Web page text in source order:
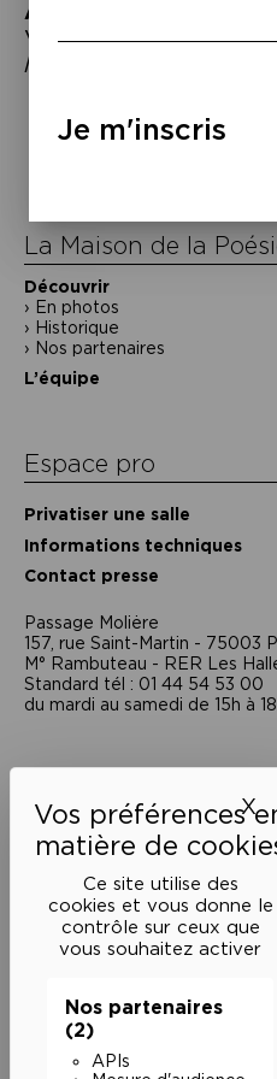
Ce site utilise des
cookies et vous donne le
contrôle sur ceux que
vous souhaitez activer
Nos partenaires
(2)
APIs
X
À lire
Véronique Aubouy et
la lecture
Navigation
de
La Maison de la
Découvrir
En photos
Historique
Nos partenaires
L’équipe
Espace pro
Privatiser une salle
Informations techniques
Contact presse
Passage Moliėre
157, rue Saint-Martin - 75003
M° Rambuteau - RER Les
Standard tél : 01 44 54 53 00
du mardi au samedi de 15h à
Mentions légales
Politique de confidentialité
Conditions générales de vente
Cookies
Restons en lien
Inscrivez-vous à notre
Suivez-nous sur les réseaux
Je m'inscris